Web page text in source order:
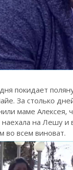
покидает
За столько
маме Алексея,
наехала на Лешу
во всем виноват.